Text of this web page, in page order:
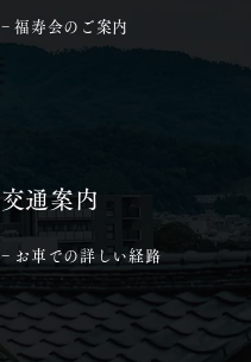
​交通案内
− お車での詳しい経路
− 福寿会のご案内